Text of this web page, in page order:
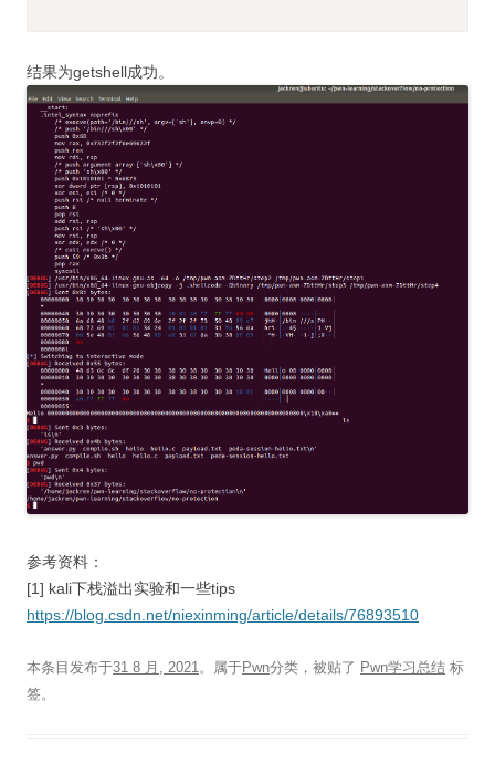
结果为getshell成功。
参考资料：
[1] kali下栈溢出实验和一些tips
https://blog.csdn.net/niexinming/article/details/76893510
本条目发布于31 8 月, 2021。属于Pwn分类，被贴了 Pwn学习总结 标
签。